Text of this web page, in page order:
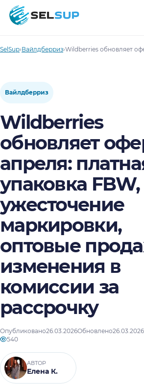
SelSup
SelSup›Вайлдберриз›Wildberries обновляет
Вайлдберриз
Wildberries
обновляет
апреля:
упаковка FBW,
ужесточение
маркировки,
оптовые
изменения в
комиссии за
рассрочку
Опубликовано26.03.2026Обновлено26.03.2026
540
АВТОР
Елена К.